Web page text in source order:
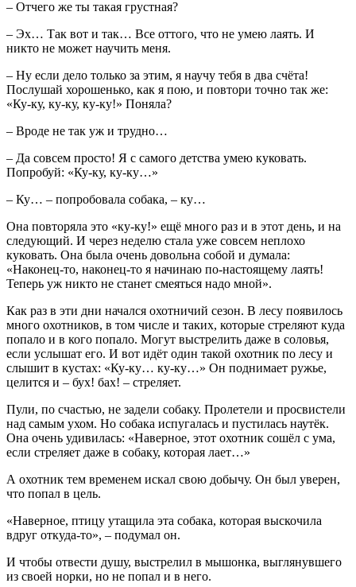
– Отчего же ты такая грустная?
– Эх… Так вот и так… Все оттого, что не умею лаять. И
никто не может научить меня.
– Ну если дело только за этим, я научу тебя в два счёта!
Послушай хорошенько, как я пою, и повтори точно так же:
«Ку-ку, ку-ку, ку-ку!» Поняла?
– Вроде не так уж и трудно…
– Да совсем просто! Я с самого детства умею куковать.
Попробуй: «Ку-ку, ку-ку…»
– Ку… – попробовала собака, – ку…
Она повторяла это «ку-ку!» ещё много раз и в этот день, и на
следующий. И через неделю стала уже совсем неплохо
куковать. Она была очень довольна собой и думала:
«Наконец-то, наконец-то я начинаю по-настоящему лаять!
Теперь уж никто не станет смеяться надо мной».
Как раз в эти дни начался охотничий сезон. В лесу появилось
много охотников, в том числе и таких, которые стреляют куда
попало и в кого попало. Могут выстрелить даже в соловья,
если услышат его. И вот идёт один такой охотник по лесу и
слышит в кустах: «Ку-ку… ку-ку…» Он поднимает ружье,
целится и – бух! бах! – стреляет.
Пули, по счастью, не задели собаку. Пролетели и просвистели
над самым ухом. Но собака испугалась и пустилась наутёк.
Она очень удивилась: «Наверное, этот охотник сошёл с ума,
если стреляет даже в собаку, которая лает…»
А охотник тем временем искал свою добычу. Он был уверен,
что попал в цель.
«Наверное, птицу утащила эта собака, которая выскочила
вдруг откуда-то», – подумал он.
И чтобы отвести душу, выстрелил в мышонка, выглянувшего
из своей норки, но не попал и в него.